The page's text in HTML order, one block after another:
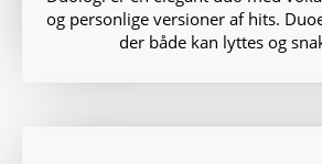
og personlige versioner af hits.
der både kan lyttes og